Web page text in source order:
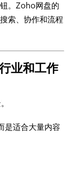
。Zoho网盘的
索、协作和流程
业和工作
是适合大量内容